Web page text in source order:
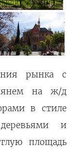
рынка с
на ж/д
в стиле
и
площадь